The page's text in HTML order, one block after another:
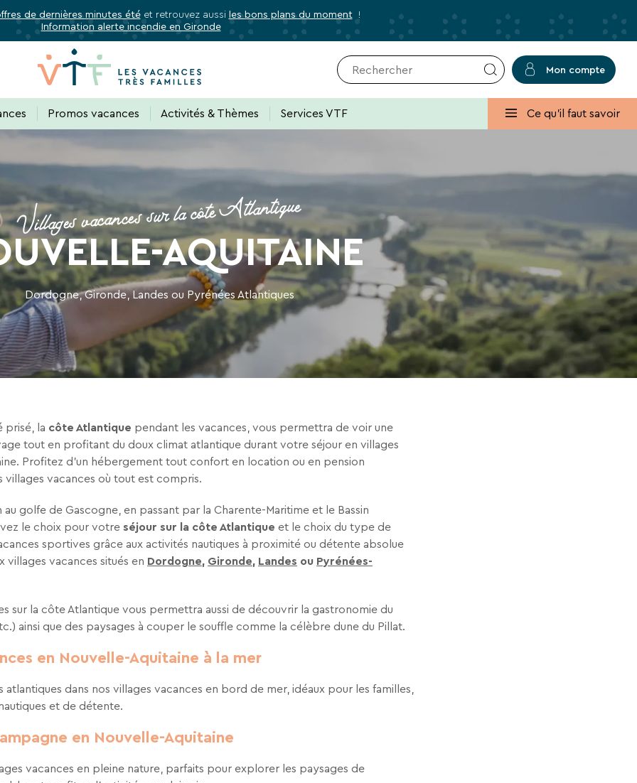
de dernières minutes étéet retrouvez aussi les bons plans du moment !
Information alerte incendie en Gironde
Mon compte
Promos vacances Activités & Thèmes Services VTF Ce qu'il faut savoir
Villages vacances sur la côte Atlantique
AQUITAINE
Dordogne, Gironde, Landes ou Pyrénées Atlantiques
prisé, la côte Atlantique pendant les vacances, vous permettra de voir une
tout en profitant du doux climat atlantique durant votre séjour en villages
Profitez d'un hébergement tout confort en location ou en pension
vacances où tout est compris.
golfe de Gascogne, en passant par la Charente-Maritime et le Bassin
le choix pour votreséjour sur la côte Atlantique et le choix du type de
sportives grâce aux activités nautiques à proximité ou détente absolue
villages vacances situés en Dordogne, Gironde, Landes ou Pyrénées-
sur la côte Atlantique vous permettra aussi de découvrir la gastronomie du
ainsi que des paysages à couper le souffle comme la célèbre dune du Pillat.
en Nouvelle-Aquitaine à la mer
dans nos villages vacances en bord de mer, idéaux pour les familles,
et de détente.
en Nouvelle-Aquitaine
vacances en pleine nature, parfaits pour explorer les paysages de
vous à notre newsletter ✕ Fermer
tous les avantages VTF, des offres exclusives et des bons plans pour vos
dans votre boîte mail, toutes les nouveautés, bons plans, promos, idées de séjours ou conseils
✕ Fermer